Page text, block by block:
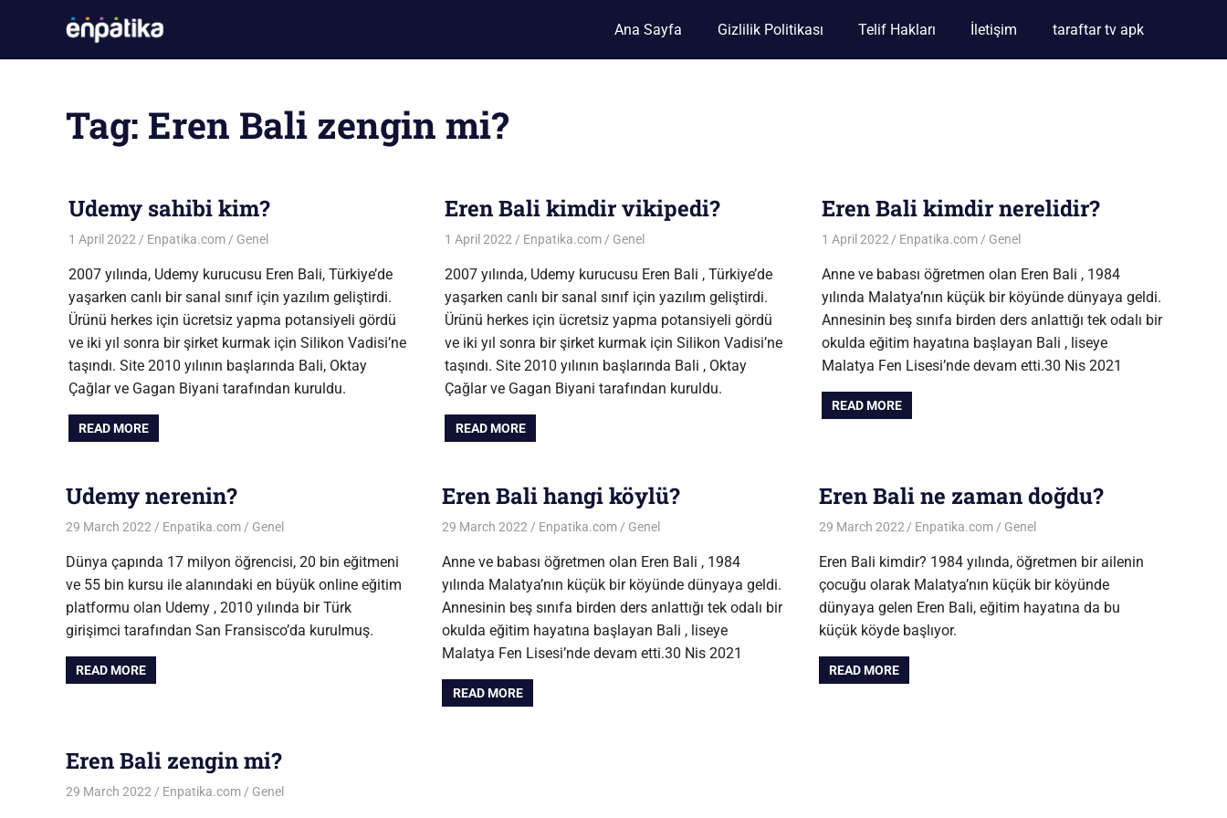
content
ve
Sistem
Ana Sayfa Gizlilik Politikası Telif Hakları İletişim taraftar tv apk
Tag: Eren Bali zengin mi?
Udemy sahibi kim?
1 April 2022 Enpatika.com Genel
2007 yılında, Udemy kurucusu Eren Bali, Türkiye’de
yaşarken canlı bir sanal sınıf için yazılım geliştirdi.
Ürünü herkes için ücretsiz yapma potansiyeli gördü
ve iki yıl sonra bir şirket kurmak için Silikon Vadisi’ne
taşındı. Site 2010 yılının başlarında Bali, Oktay
Çağlar ve Gagan Biyani tarafından kuruldu.
READ MORE
Eren Bali kimdir vikipedi?
1 April 2022 Enpatika.com Genel
2007 yılında, Udemy kurucusu Eren Bali , Türkiye’de
yaşarken canlı bir sanal sınıf için yazılım geliştirdi.
Ürünü herkes için ücretsiz yapma potansiyeli gördü
ve iki yıl sonra bir şirket kurmak için Silikon Vadisi’ne
taşındı. Site 2010 yılının başlarında Bali , Oktay
Çağlar ve Gagan Biyani tarafından kuruldu.
READ MORE
Eren Bali kimdir nerelidir?
1 April 2022 Enpatika.com Genel
Anne ve babası öğretmen olan Eren Bali , 1984
yılında Malatya’nın küçük bir köyünde dünyaya geldi.
Annesinin beş sınıfa birden ders anlattığı tek odalı bir
okulda eğitim hayatına başlayan Bali , liseye
Malatya Fen Lisesi’nde devam etti.30 Nis 2021
READ MORE
Udemy nerenin?
29 March 2022 Enpatika.com Genel
Dünya çapında 17 milyon öğrencisi, 20 bin eğitmeni
ve 55 bin kursu ile alanındaki en büyük online eğitim
platformu olan Udemy , 2010 yılında bir Türk
girişimci tarafından San Fransisco’da kurulmuş.
READ MORE
Eren Bali hangi köylü?
29 March 2022 Enpatika.com Genel
Anne ve babası öğretmen olan Eren Bali , 1984
yılında Malatya’nın küçük bir köyünde dünyaya geldi.
Annesinin beş sınıfa birden ders anlattığı tek odalı bir
okulda eğitim hayatına başlayan Bali , liseye
Malatya Fen Lisesi’nde devam etti.30 Nis 2021
READ MORE
Eren Bali ne zaman doğdu?
29 March 2022 Enpatika.com Genel
Eren Bali kimdir? 1984 yılında, öğretmen bir ailenin
çocuğu olarak Malatya’nın küçük bir köyünde
dünyaya gelen Eren Bali, eğitim hayatına da bu
küçük köyde başlıyor.
READ MORE
Eren Bali zengin mi?
29 March 2022 Enpatika.com Genel